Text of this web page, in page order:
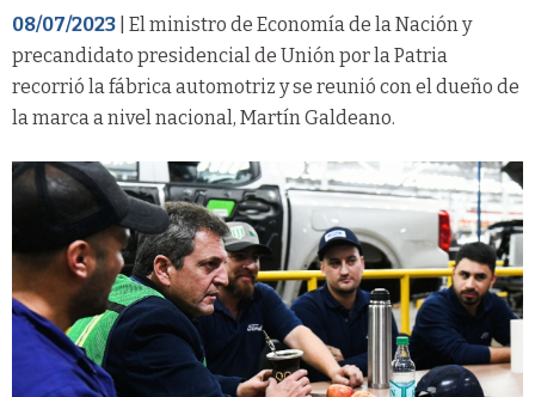
08/07/2023 | El ministro de Economía de la Nación y
precandidato presidencial de Unión por la Patria
recorrió la fábrica automotriz y se reunió con el dueño de
la marca a nivel nacional, Martín Galdeano.